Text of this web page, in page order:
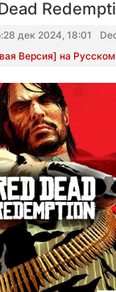
28 дек 2024, 18:01
Версия] на Русском